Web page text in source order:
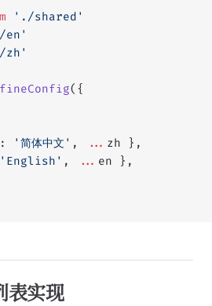
'./shared'
({
'简体中文' , ... zh },
'English' , ... en },
表实现